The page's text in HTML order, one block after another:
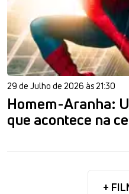
29 de Julho de 2026 às 21:30
Homem-Aranha:
que acontece na
+